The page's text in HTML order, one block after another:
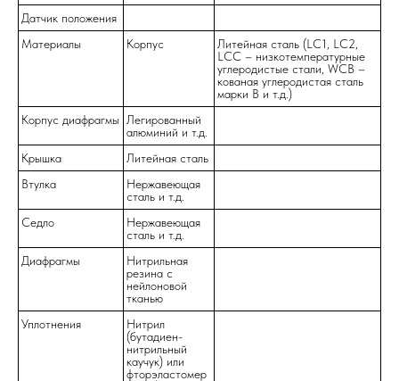
Датчик положения
Материалы
Корпус
Литейная сталь (LC1, LC2,
LCC – низкотемпературные
углеродистые стали, WCB –
кованая углеродистая сталь
марки В и т.д.)
Корпус диафрагмы Легированный
алюминий и т.д.
Крышка
Литейная сталь
Втулка
Нержавеющая
сталь и т.д.
Седло
Нержавеющая
сталь и т.д.
Диафрагмы
Нитрильная
резина с
нейлоновой
тканью
Уплотнения
Нитрил
(бутадиен-
нитрильный
каучук) или
фторэластомер